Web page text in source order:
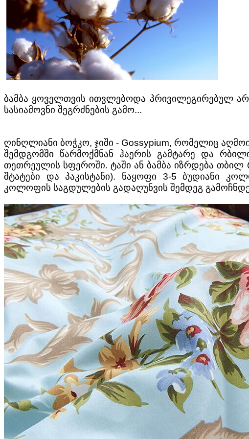
ბამბა ყოველთვის ითვლებოდა პრივილეგირებულ
სასიამოვნი შეგრძნების გამო...
ღინღლიანი ბოჭკო, ჯიში - Gossypium, რომელიც
შემდგომში წარმოქმნან ჰაერის გამტარე და
თეთრეულის სფეროში. ტაში ან ბამბა იზრდება თბილ
შტატები და პაკისტანი). ნაყოფი 3-5 ბუდიანი
კოლოფის საგდულების გადაღუნვის შემდეგ